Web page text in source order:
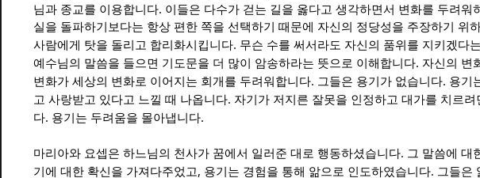
님과 종교를 이용합니다. 이들은 다수가 걷는 길을 옳다고 생각하면서 변화를 두려워
실을 돌파하기보다는 항상 편한 쪽을 선택하기 때문에 자신의 정당성을 주장하기 위
사람에게 탓을 돌리고 합리화시킵니다. 무슨 수를 써서라도 자신의 품위를 지키겠다
예수님의 말씀을 들으면 기도문을 더 많이 암송하라는 뜻으로 이해합니다. 자신의 변
변화가 세상의 변화로 이어지는 회개를 두려워합니다. 그들은 용기가 없습니다. 용기
고 사랑받고 있다고 느낄 때 나옵니다. 자기가 저지른 잘못을 인정하고 대가를 치르려
다. 용기는 두려움을 몰아냅니다.
마리아와 요셉은 하느님의 천사가 꿈에서 일러준 대로 행동하셨습니다. 그 말씀에 대
기에 대한 확신을 가져다주었고, 용기는 경험을 통해 앎으로 인도하였습니다. 그들은